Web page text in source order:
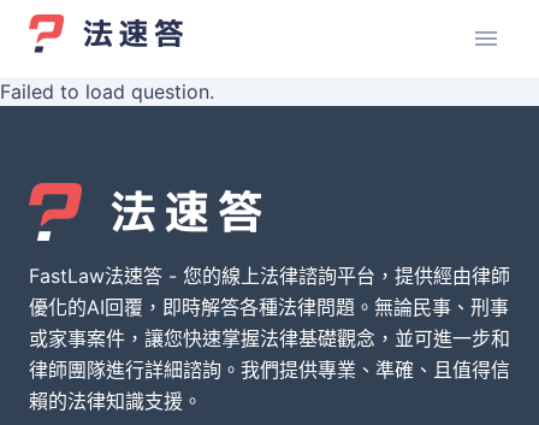
Failed to load question.
FastLaw法速答 - 您的線上法律諮詢平台，提供經由律師
優化的AI回覆，即時解答各種法律問題。無論民事、刑事
或家事案件，讓您快速掌握法律基礎觀念，並可進一步和
律師團隊進行詳細諮詢。我們提供專業、準確、且值得信
賴的法律知識支援。